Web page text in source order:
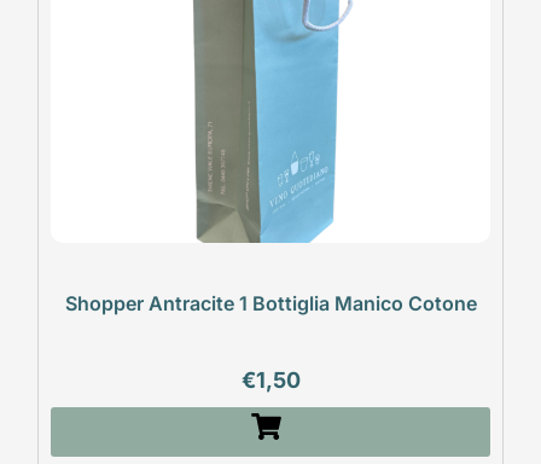
Shopper Antracite 1 Bottiglia Manico Cotone
€1,50